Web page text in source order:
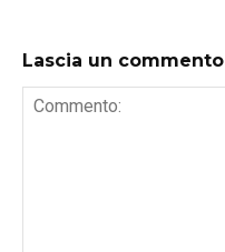
Lascia un commento